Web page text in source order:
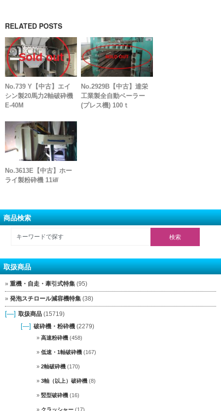
RELATED POSTS
No.739 Y【中古】エイ
シン製20馬力2軸破砕機
E-40M
No.2929B【中古】達栄
工業製全自動ベーラー
(プレス機) 100ｔ
No.3613E【中古】ホー
ライ製粉砕機 11㎾
商品検索
取扱商品
重機・自走・牽引式特集 (95)
発泡スチロール減容機特集 (38)
[—] 取扱商品 (15719)
[—] 破砕機・粉砕機 (2279)
高速粉砕機 (458)
低速・1軸破砕機 (167)
2軸破砕機 (170)
3軸（以上）破砕機 (8)
竪型破砕機 (16)
クラッシャー (17)